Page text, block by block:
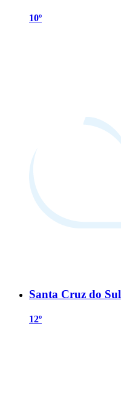
10º
Santa Cruz do Sul
12º